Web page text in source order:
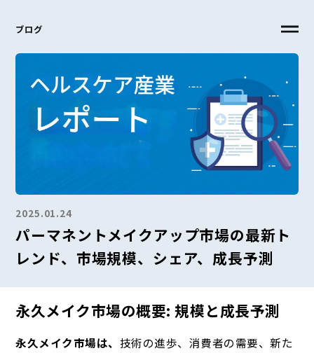
ブログ
2025.01.24
パーマネントメイクアップ市場の最新ト
レンド、市場規模、シェア、成長予測
永久メイク市場の概要: 規模と成長予測
永久メイク市場は、 技術の進歩、消費者の需要、新た